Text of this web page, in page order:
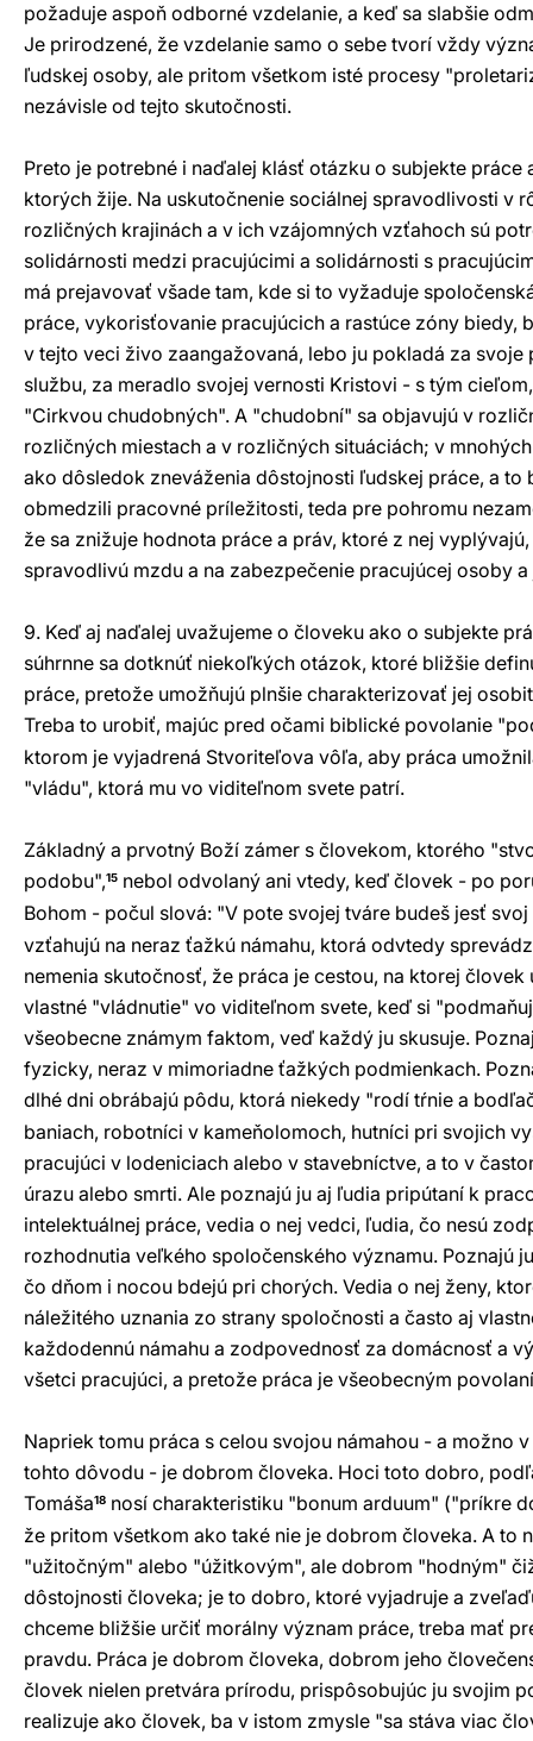
požaduje aspoň odborné vzdelanie, a keď sa slabšie
Je prirodzené, že vzdelanie samo o sebe tvorí vždy
ľudskej osoby, ale pritom všetkom isté procesy
nezávisle od tejto skutočnosti.
Preto je potrebné i naďalej klásť otázku o subjekte práce
ktorých žije. Na uskutočnenie sociálnej spravodlivosti v
rozličných krajinách a v ich vzájomných vzťahoch sú
solidárnosti medzi pracujúcimi a solidárnosti s
má prejavovať všade tam, kde si to vyžaduje
práce, vykorisťovanie pracujúcich a rastúce zóny biedy,
v tejto veci živo zaangažovaná, lebo ju pokladá za svoje
službu, za meradlo svojej vernosti Kristovi - s tým
"Cirkvou chudobných". A "chudobní" sa objavujú v
rozličných miestach a v rozličných situáciách; v
ako dôsledok zneváženia dôstojnosti ľudskej práce, a to
obmedzili pracovné príležitosti, teda pre pohromu
že sa znižuje hodnota práce a práv, ktoré z nej
spravodlivú mzdu a na zabezpečenie pracujúcej osoby
9. Keď aj naďalej uvažujeme o človeku ako o subjekte
súhrnne sa dotknúť niekoľkých otázok, ktoré bližšie
práce, pretože umožňujú plnšie charakterizovať jej
Treba to urobiť, majúc pred očami biblické povolanie
ktorom je vyjadrená Stvoriteľova vôľa, aby práca
"vládu", ktorá mu vo viditeľnom svete patrí.
Základný a prvotný Boží zámer s človekom, ktorého
podobu",15 nebol odvolaný ani vtedy, keď človek - po
Bohom - počul slová: "V pote svojej tváre budeš jesť
vzťahujú na neraz ťažkú námahu, ktorá odvtedy
nemenia skutočnosť, že práca je cestou, na ktorej človek
vlastné "vládnutie" vo viditeľnom svete, keď si
všeobecne známym faktom, veď každý ju skusuje.
fyzicky, neraz v mimoriadne ťažkých podmienkach.
dlhé dni obrábajú pôdu, ktorá niekedy "rodí tŕnie a
baniach, robotníci v kameňolomoch, hutníci pri svojich
pracujúci v lodeniciach alebo v stavebníctve, a to v
úrazu alebo smrti. Ale poznajú ju aj ľudia pripútaní k
intelektuálnej práce, vedia o nej vedci, ľudia, čo nesú
rozhodnutia veľkého spoločenského významu. Poznajú
čo dňom i nocou bdejú pri chorých. Vedia o nej ženy,
náležitého uznania zo strany spoločnosti a často aj
každodennú námahu a zodpovednosť za domácnosť a
všetci pracujúci, a pretože práca je všeobecným
Napriek tomu práca s celou svojou námahou - a možno
tohto dôvodu - je dobrom človeka. Hoci toto dobro,
Tomáša18 nosí charakteristiku "bonum arduum" ("príkre
že pritom všetkom ako také nie je dobrom človeka. A to
"užitočným" alebo "úžitkovým", ale dobrom "hodným"
dôstojnosti človeka; je to dobro, ktoré vyjadruje a
chceme bližšie určiť morálny význam práce, treba mať
pravdu. Práca je dobrom človeka, dobrom jeho
človek nielen pretvára prírodu, prispôsobujúc ju svojim
realizuje ako človek, ba v istom zmysle "sa stáva viac